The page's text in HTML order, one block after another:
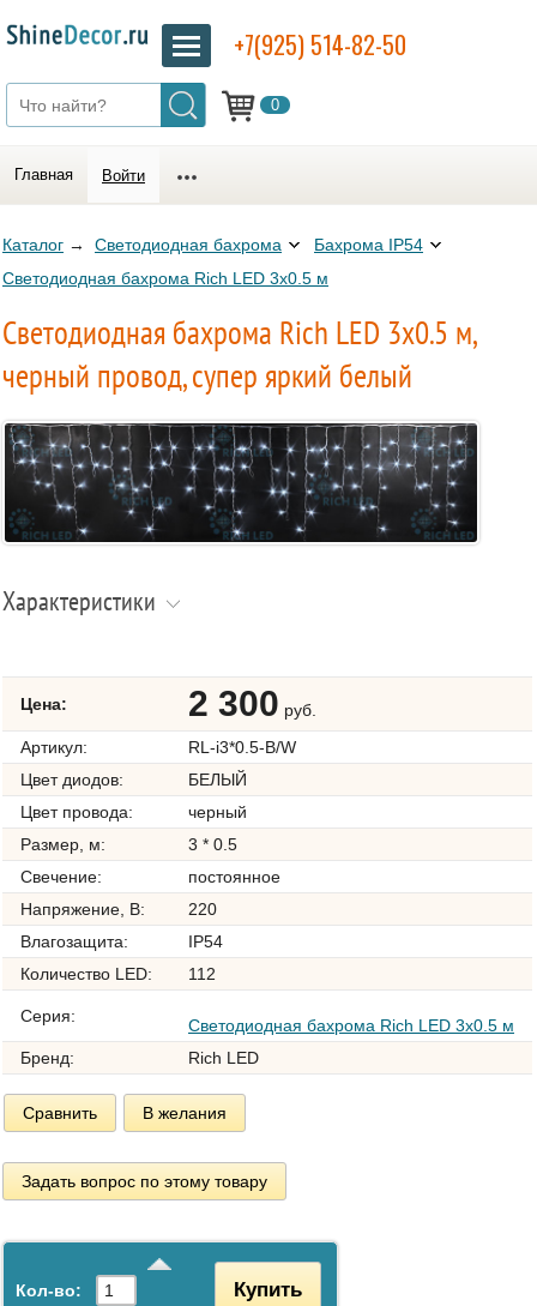
0
+7(925) 514-82-50
Главная Войти
Каталог → Светодиодная бахрома
Бахрома IP54
Светодиодная бахрома Rich LED 3х0.5 м
Светодиодная бахрома Rich LED 3х0.5 м,
черный провод, супер яркий белый
Характеристики
Цена: 2 300 руб.
Артикул:
RL-i3*0.5-B/W
Цвет диодов:
БЕЛЫЙ
Цвет провода:
черный
Размер, м:
3 * 0.5
Свечение:
постоянное
Напряжение, В:
220
Влагозащита:
IP54
Количество LED:
112
Серия:
Светодиодная бахрома Rich LED 3х0.5 м
Бренд:
Rich LED
Сравнить В желания
Задать вопрос по этому товару
Кол-во: Купить